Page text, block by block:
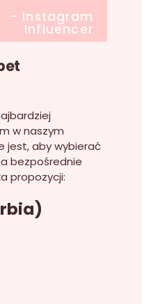
- Instagram
Influencer
w naszym
jest, aby wybierać
bezpośrednie
propozycji: